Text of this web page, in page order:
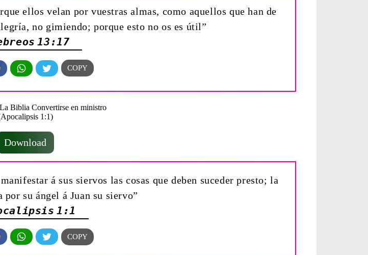
ellos velan por vuestras almas, como aquellos que han de
no gimiendo; porque esto no os es útil”
13:17
Download
á sus siervos las cosas que deben suceder presto; la
su ángel á Juan su siervo”
1:1